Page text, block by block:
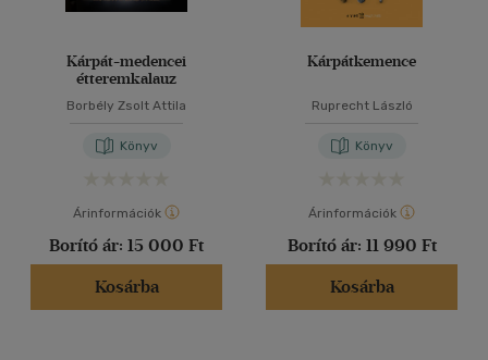
Kárpát-medencei
étteremkalauz
Borbély Zsolt Attila
Könyv
Árinformációk
Borító ár: 15 000 Ft
Kosárba
Kárpátkemence
Ruprecht László
Könyv
Árinformációk
Borító ár: 11 990 Ft
Kosárba